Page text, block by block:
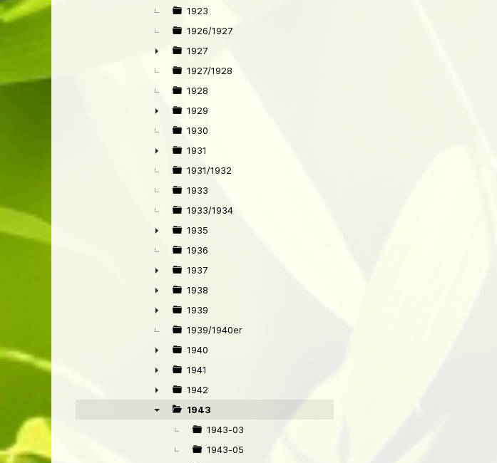
►
1923
1926/1927
►
1927
1927/1928
1928
►
1929
1930
►
1931
1931/1932
1933
1933/1934
►
1935
1936
►
1937
►
1938
►
1939
1939/1940er
►
1940
►
1941
►
1942
1943
1943-03
1943-05